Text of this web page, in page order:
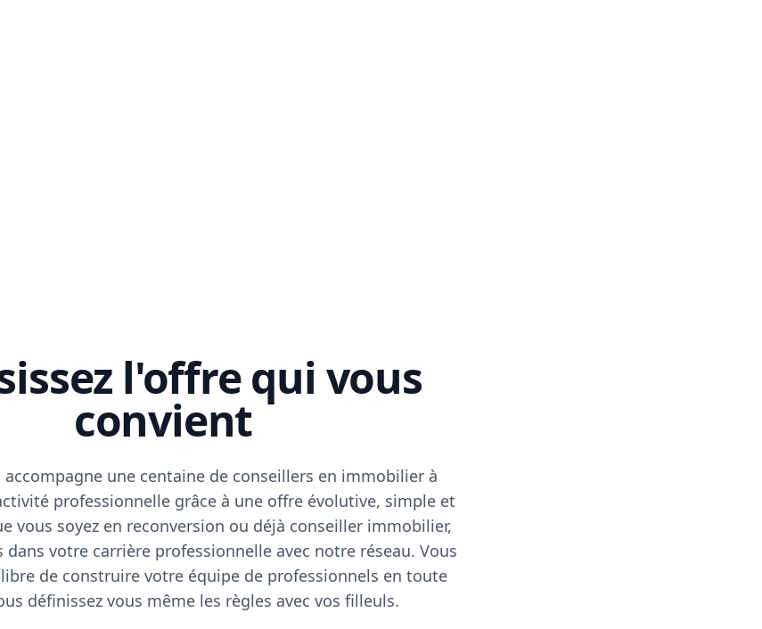
l'offre qui vous
convient
accompagne une centaine de conseillers en immobilier à
professionnelle grâce à une offre évolutive, simple et
vous soyez en reconversion ou déjà conseiller immobilier,
dans votre carrière professionnelle avec notre réseau. Vous
de construire votre équipe de professionnels en toute
définissez vous même les règles avec vos filleuls.